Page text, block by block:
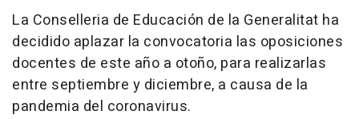
La Conselleria de Educación de la Generalitat ha
decidido aplazar la convocatoria las oposiciones
docentes de este año a otoño, para realizarlas
entre septiembre y diciembre, a causa de la
pandemia del coronavirus.